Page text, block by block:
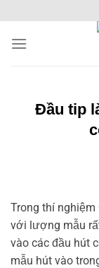
qua
nội
Đầu tip
Trong thí
với lượng mẫu
vào các đầu hút
mẫu hút vào